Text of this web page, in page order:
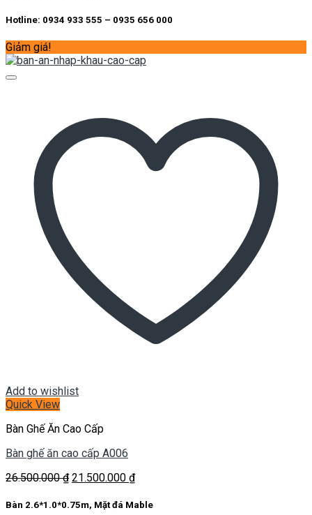
Hotline: 0934 933 555 – 0935 656 000
Giảm giá!
Add to wishlist
Quick View
Bàn Ghế Ăn Cao Cấp
Bàn ghế ăn cao cấp A006
26.500.000₫ Giá
là:
21.500.000 ₫Giá
tại
Bàn 2.6*1.0*0.75m, Mặt đá Mable